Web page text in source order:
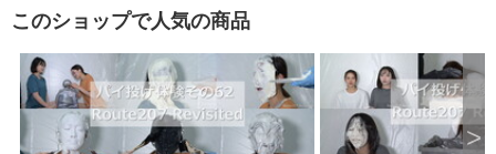
このショップで人気の商品
>